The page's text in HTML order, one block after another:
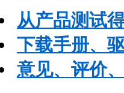
从产品测试
下载手册、
意见、评价